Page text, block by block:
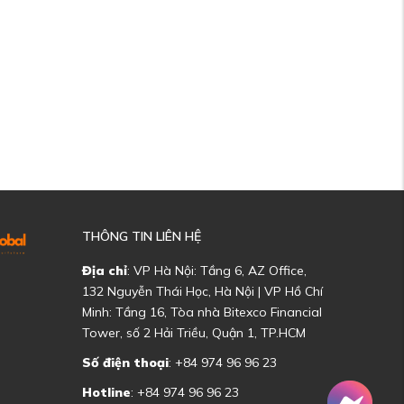
THÔNG TIN LIÊN HỆ
Địa chỉ: VP Hà Nội: Tầng 6, AZ Office,
132 Nguyễn Thái Học, Hà Nội | VP Hồ Chí
Minh: Tầng 16, Tòa nhà Bitexco Financial
Tower, số 2 Hải Triều, Quận 1, TP.HCM
Số điện thoại: +84 974 96 96 23
Hotline: +84 974 96 96 23